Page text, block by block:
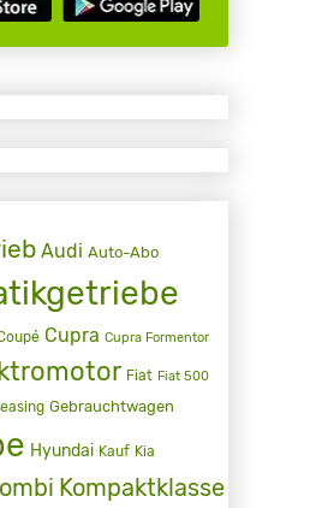
Audi Auto-Abo
Cupra Cupra Formentor
Fiat Fiat 500
Gebrauchtwagen
Hyundai Kauf Kia
Kompaktklasse